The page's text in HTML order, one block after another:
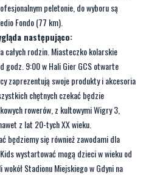
rodzin. Miasteczko kolarskie
9:00 w Hali Gier GCS otwarte
zaprezentują swoje produkty i akcesoria
chętnych czekać będzie
rowerów, z kultowymi Wigry 3,
z lat 20-tych XX wieku.
się również zawodami dla
wystartować mogą dzieci w wieku od
Stadionu Miejskiego w Gdyni na
tych zmagań o godz. 12:00.
dorosłych kolarzy. O godz. 7:00 na
z ulicy Olimpijskiej, a następnie